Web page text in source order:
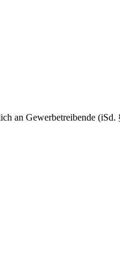
an Gewerbetreibende (iSd.